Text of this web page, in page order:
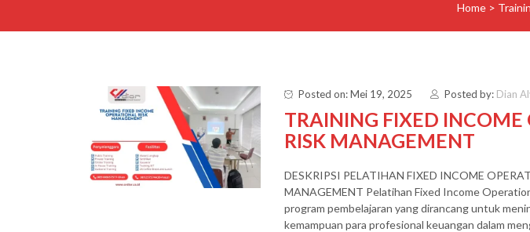
Home >
Posted on: Mei 19, 2025 Posted by: Dian
TRAINING FIXED INCOME
RISK MANAGEMENT
DESKRIPSI PELATIHAN FIXED INCOME
MANAGEMENT Pelatihan Fixed Income
program pembelajaran yang dirancang untuk
kemampuan para profesional keuangan dalam